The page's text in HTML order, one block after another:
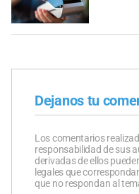
Dejanos tu
Los comentarios
responsabilidad de sus
derivadas de ellos
legales que
que no respondan al